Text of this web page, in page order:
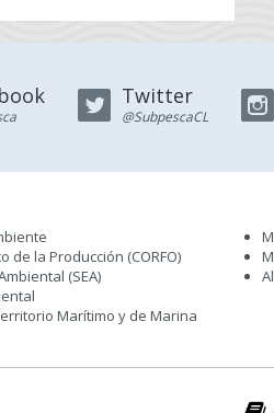
Twitter
@SubpescaCL
de la Producción (CORFO)
(SEA)
Marítimo y de Marina